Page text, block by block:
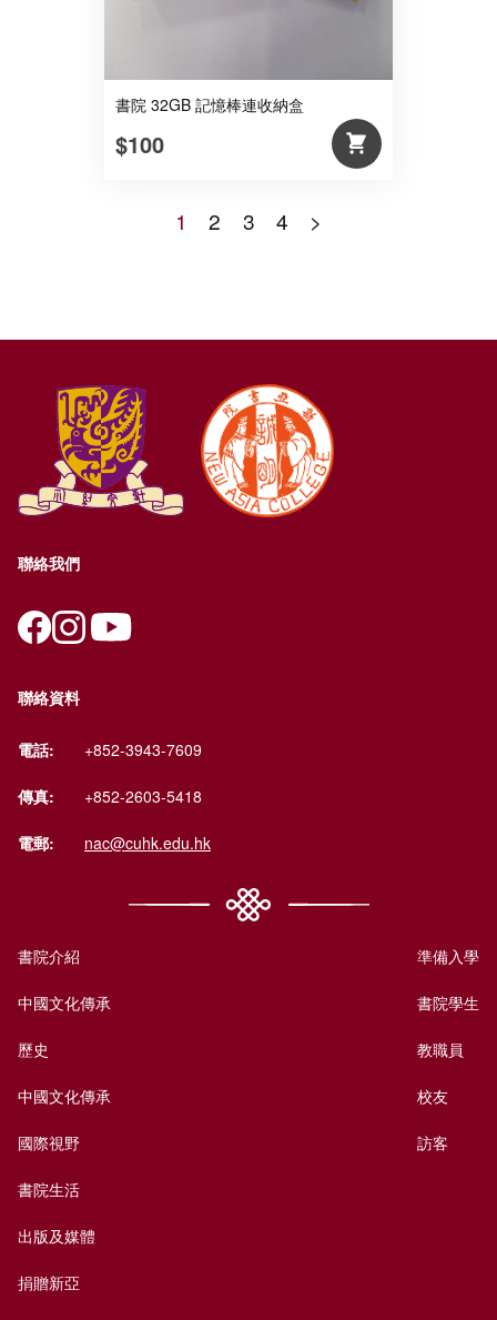
書院 32GB 記憶棒連收納盒
$100
1 2 3 4 >
聯絡我們
聯絡資料
電話: +852-3943-7609
傳真: +852-2603-5418
電郵: nac@cuhk.edu.hk
書院介紹
中國文化傳承
歷史
中國文化傳承
國際視野
書院生活
出版及媒體
捐贈新亞
準備入學
書院學生
教職員
校友
訪客